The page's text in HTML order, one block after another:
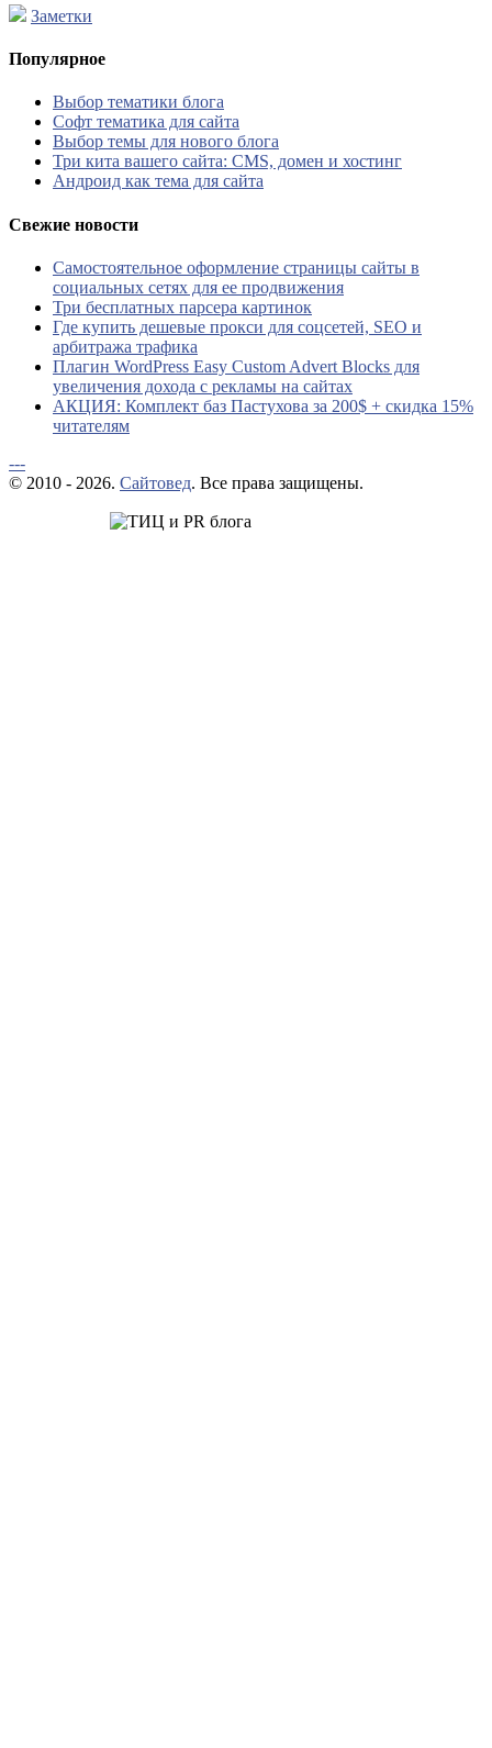
Заметки
Популярное
Выбор тематики блога
Софт тематика для сайта
Выбор темы для нового блога
Три кита вашего сайта: CMS, домен и хостинг
Андроид как тема для сайта
Свежие новости
Самостоятельное оформление страницы сайты в
социальных сетях для ее продвижения
Три бесплатных парсера картинок
Где купить дешевые прокси для соцсетей, SEO и
арбитража трафика
Плагин WordPress Easy Custom Advert Blocks для
увеличения дохода с рекламы на сайтах
АКЦИЯ: Комплект баз Пастухова за 200$ + скидка 15%
читателям
---
© 2010 - 2026. Сайтовед. Все права защищены.